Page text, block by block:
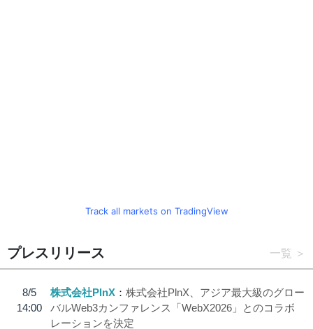
Track all markets on TradingView
プレスリリース 一覧
8/5
14:00
株式会社PlnX
株式会社PlnX、アジア最大級のグロー
バルWeb3カンファレンス「WebX2026」とのコラボ
レーションを決定